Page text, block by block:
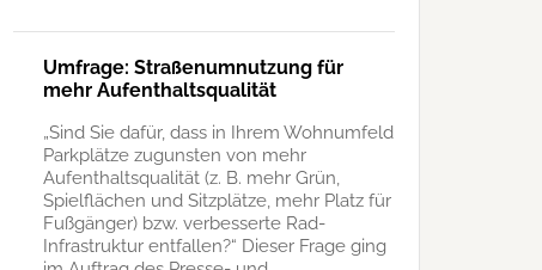
Umfrage: Straßenumnutzung für
mehr Aufenthaltsqualität
„Sind Sie dafür, dass in Ihrem Wohnumfeld
Parkplätze zugunsten von mehr
Aufenthaltsqualität (z. B. mehr Grün,
Spielflächen und Sitzplätze, mehr Platz für
Fußgänger) bzw. verbesserte Rad-
Infrastruktur entfallen?“ Dieser Frage ging